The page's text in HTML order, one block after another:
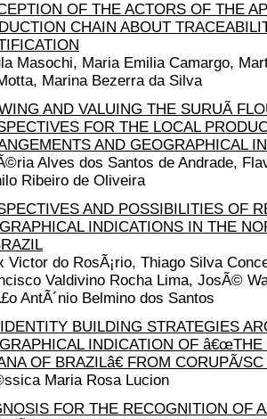
OF THE ACTORS OF THE
CHAIN ABOUT
Masochi, Maria Emilia Camargo,
Marina Bezerra da Silva
AND VALUING THE SURUÃ
FOR THE LOCAL
AND GEOGRAPHICAL
Alves dos Santos de Andrade,
Ribeiro de Oliveira
AND POSSIBILITIES OF
INDICATIONS IN THE
Victor do RosÃ¡rio, Thiago Silva
Valdivino Rocha Lima, JosÃ©
AntÃ´nio Belmino dos Santos
BUILDING STRATEGIES
INDICATION OF â€œTHE
OF BRAZILâ€ FROM CORUPÃ/
Maria Rosa Lucion
FOR THE RECOGNITION OF